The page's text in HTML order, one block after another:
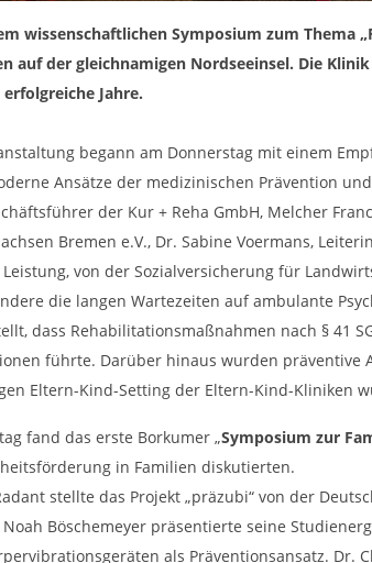
wissenschaftlichen Symposium zum Thema
auf der gleichnamigen Nordseeinsel. Die
Jahre.
begann am Donnerstag mit einem
Ansätze der medizinischen Prävention
der Kur + Reha GmbH, Melcher
Bremen e.V., Dr. Sabine Voermans,
von der Sozialversicherung für
die langen Wartezeiten auf ambulante
dass Rehabilitationsmaßnahmen nach § 41
führte. Darüber hinaus wurden
Eltern-Kind-Setting der Eltern-Kind-Kliniken
fand das erste Borkumer „Symposium zur
in Familien diskutierten.
stellte das Projekt „präzubi“ von der
Böschemeyer präsentierte seine
als Präventionsansatz. Dr.